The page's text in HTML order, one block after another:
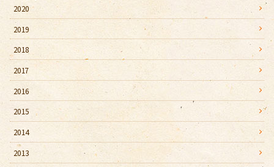
2020
2019
2018
2017
2016
2015
2014
2013